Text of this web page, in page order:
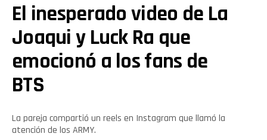
El inesperado video de La
Joaqui y Luck Ra que
emocionó a los fans de
BTS
La pareja compartió un reels en Instagram que llamó la
atención de los ARMY.
Reddit